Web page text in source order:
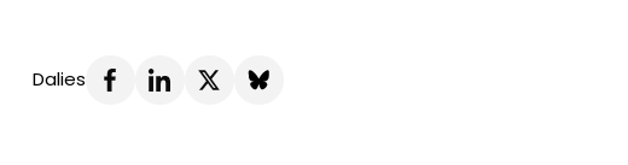
Dalies